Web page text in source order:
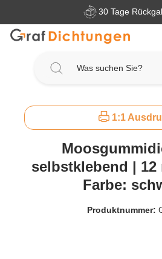
Zum Hauptinhalt springen30 Tage
1:1
selbstklebend | 12
Farbe:
Produktnummer: